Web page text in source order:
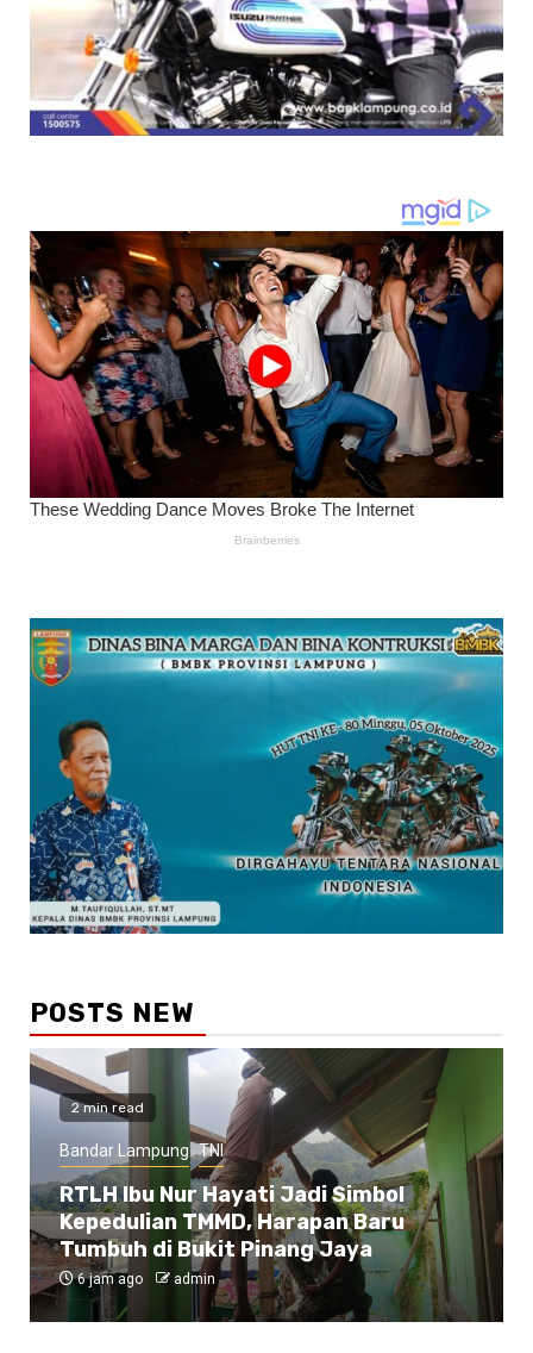
POSTS NEW
2 min read
Bandar Lampung TNI
RTLH Ibu Nur Hayati Jadi Simbol
Kepedulian TMMD, Harapan Baru
Tumbuh di Bukit Pinang Jaya
6 jam ago admin